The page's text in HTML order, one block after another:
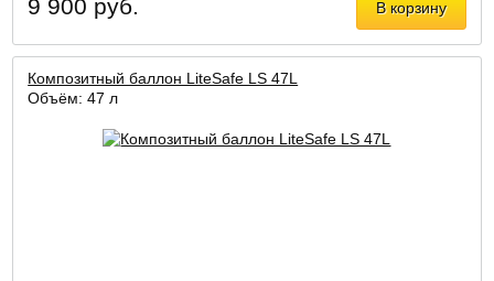
В корзину
9 900 руб.
Композитный баллон LiteSafe LS 47L
Объём: 47 л